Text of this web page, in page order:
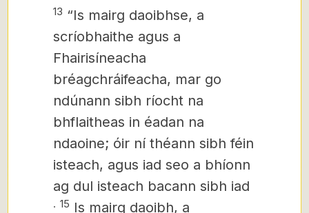
13 “Is mairg daoibhse, a
scríobhaithe agus a
Fhairisíneacha
bréagchráifeacha, mar go
ndúnann sibh ríocht na
bhflaitheas in éadan na
ndaoine; óir ní théann sibh féin
isteach, agus iad seo a bhíonn
ag dul isteach bacann sibh iad
. 15 Is mairg daoibh, a